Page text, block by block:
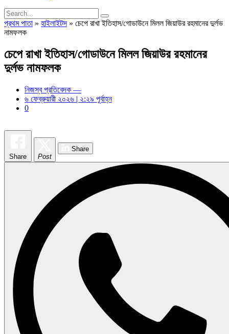
প্রথম পাতা » হাইলাইটস» চেপে রাখা ইতিহাস/গোডাউনে মিলল জিয়াউর রহমানের দুর্লভ
নামফলক
চেপে রাখা ইতিহাস/গোডাউনে মিলল জিয়াউর রহমানের
দুর্লভ নামফলক
নিজস্ব প্রতিবেদক —
৬ ফেব্রুয়ারী ২০২৬ | ২:২৯ পূর্বাহ্ন
0
Share Post
Share